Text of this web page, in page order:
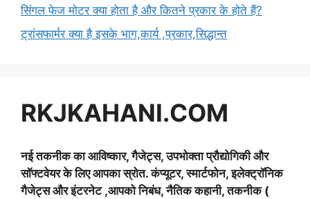
सिंगल फेज मोटर क्या होता है और कितने प्रकार के होते हैं?
ट्रांसफार्मर क्या है इसके भाग,कार्य ,प्रकार,सिद्धान्त
RKJKAHANI.COM
नई तकनीक का आविष्कार, गैजेट्स, उपभोक्ता प्रौद्योगिकी और
सॉफ्टवेयर के लिए आपका स्रोत. कंप्यूटर, स्मार्टफोन, इलेक्ट्रॉनिक
गैजेट्स और इंटरनेट ,आपको निबंध, नैतिक कहानी, तकनीक (